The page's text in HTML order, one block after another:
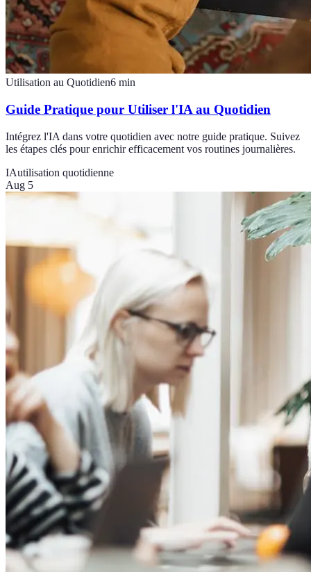
Utilisation au Quotidien6 min
Guide Pratique pour Utiliser l'IA au Quotidien
Intégrez l'IA dans votre quotidien avec notre guide pratique. Suivez
les étapes clés pour enrichir efficacement vos routines journalières.
IAutilisation quotidienne
Aug 5